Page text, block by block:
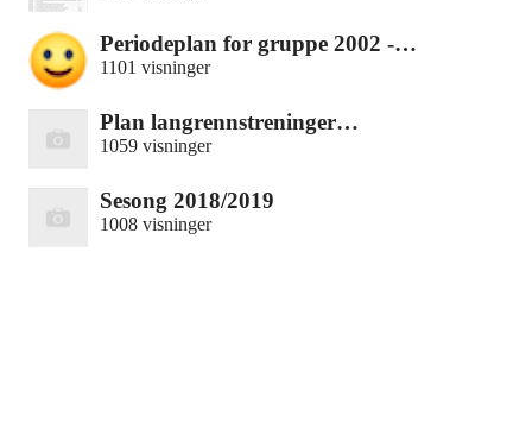
Periodeplan for gruppe 2002 -…
1101 visninger
Plan langrennstreninger…
1059 visninger
Sesong 2018/2019
1008 visninger